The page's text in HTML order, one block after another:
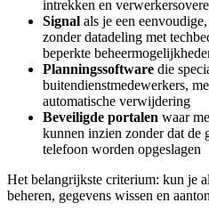
intrekken en
Signal als je een
zonder datadeling met
beperkte
Planningssoftware die
buitendienstmedewerkers,
automatische verwijdering
Beveiligde portalen waar
kunnen inzien zonder dat de
telefoon worden opgeslagen
Het belangrijkste criterium: kun je
beheren, gegevens wissen en